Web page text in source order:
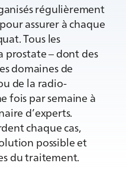
régulièrement
assurer à chaque
Tous les
prostate – dont des
domaines de
de la radio-
fois par semaine à
d’experts.
chaque cas,
possible et
du traitement.